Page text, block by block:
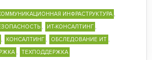
ИНФРАСТРУКТУРА ,
, ИТ-КОНСАЛТИНГ ,
, КОНСАЛТИНГ , ОБСЛЕДОВАНИЕ ИТ ,
, ТЕХПОДДЕРЖКА